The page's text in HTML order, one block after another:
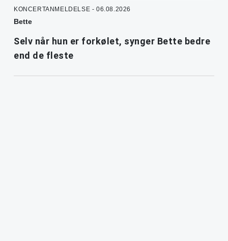
KONCERTANMELDELSE - 06.08.2026
Bette
Selv når hun er forkølet, synger Bette bedre
end de fleste